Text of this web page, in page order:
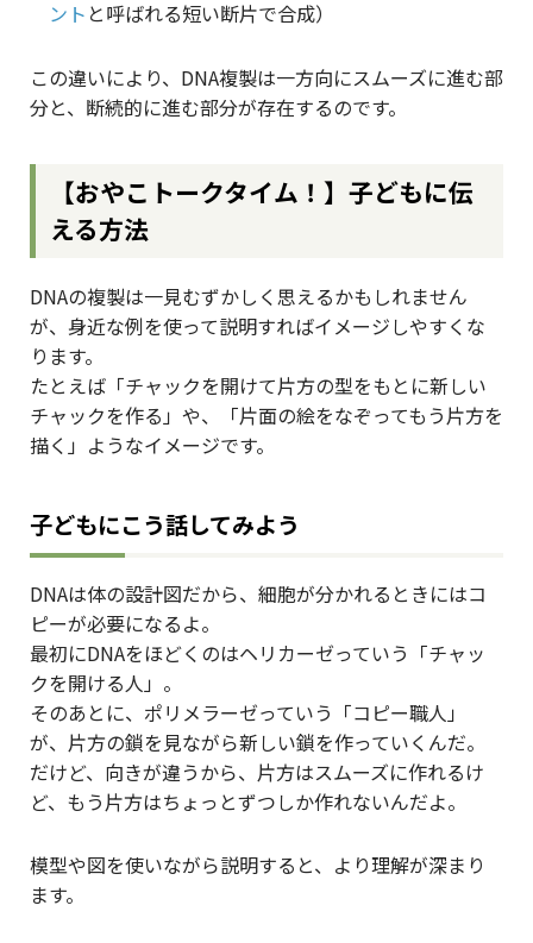
ント と呼ばれる短い断片で合成）
この違いにより、DNA複製は一方向にスムーズに進む部
分と、断続的に進む部分が存在するのです。
【おやこトークタイム！】子どもに伝
える方法
DNAの複製は一見むずかしく思えるかもしれません
が、身近な例を使って説明すればイメージしやすくな
ります。
たとえば「チャックを開けて片方の型をもとに新しい
チャックを作る」や、「片面の絵をなぞってもう片方を
描く」ようなイメージです。
子どもにこう話してみよう
DNAは体の設計図だから、細胞が分かれるときにはコ
ピーが必要になるよ。
最初にDNAをほどくのはヘリカーゼっていう「チャッ
クを開ける人」。
そのあとに、ポリメラーゼっていう「コピー職人」
が、片方の鎖を見ながら新しい鎖を作っていくんだ。
だけど、向きが違うから、片方はスムーズに作れるけ
ど、もう片方はちょっとずつしか作れないんだよ。
模型や図を使いながら説明すると、より理解が深まり
ます。